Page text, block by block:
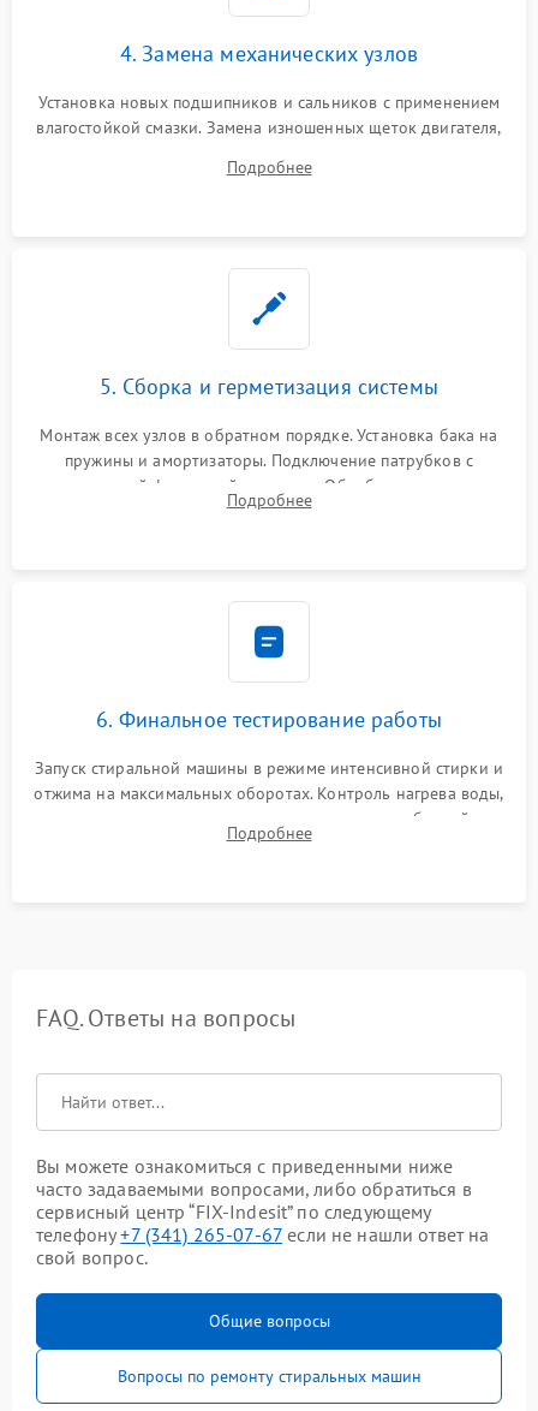
4. Замена механических узлов
Установка новых подшипников и сальников с применением
влагостойкой смазки. Замена изношенных щеток двигателя,
или поврежденной резиновой манжеты.
Подробнее
5. Сборка и герметизация системы
Монтаж всех узлов в обратном порядке. Установка бака на
пружины и амортизаторы. Подключение патрубков с
надежной фиксацией хомутами. Обработка стыков
герметиком для предотвращения возможных протечек воды.
Подробнее
6. Финальное тестирование работы
Запуск стиральной машины в режиме интенсивной стирки и
отжима на максимальных оборотах. Контроль нагрева воды,
корректности слива, отсутствия излишних вибраций,
посторонних стуков и протечек под корпусом.
Подробнее
FAQ. Ответы на вопросы
Вы можете ознакомиться с приведенными ниже
часто задаваемыми вопросами, либо обратиться в
сервисный центр “FIX-Indesit” по следующему
телефону+7 (341) 265-07-67 если не нашли ответ на
свой вопрос.
Общие вопросы
Вопросы по ремонту стиральных машин